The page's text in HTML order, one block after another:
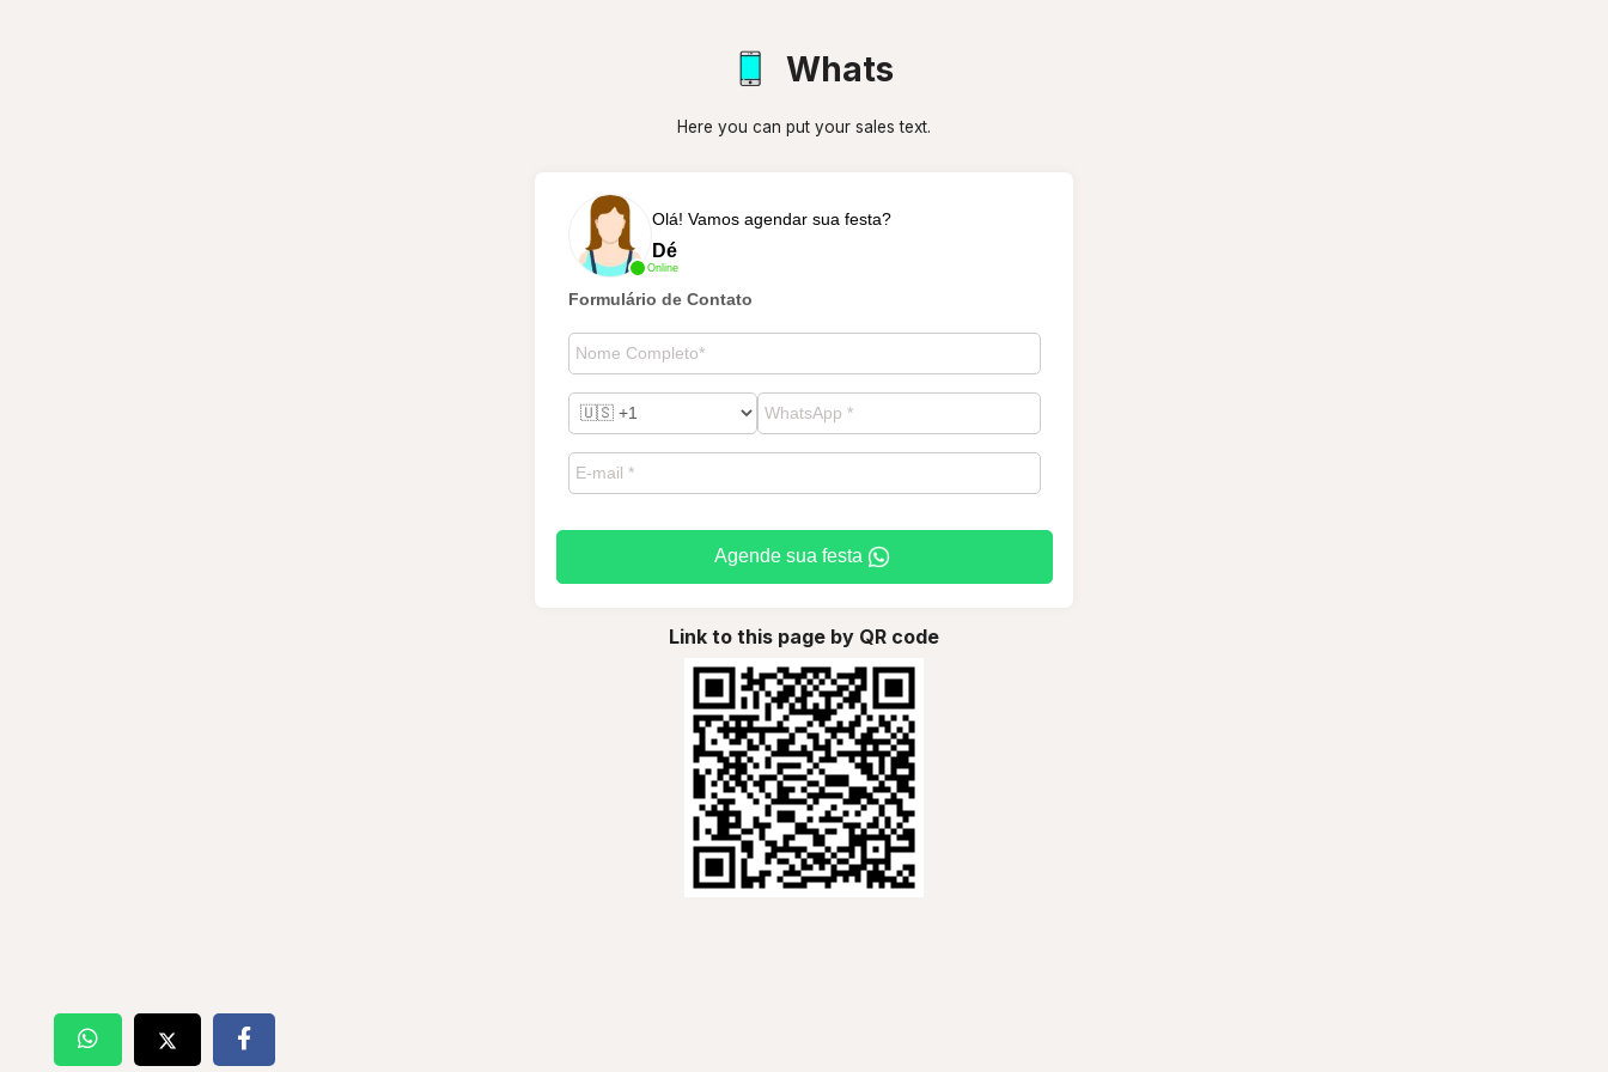
Whats
Here you can put your sales text.
Online
Olá! Vamos agendar sua festa?
Dé
Formulário de Contato
Agende sua festa
Link to this page by QR code